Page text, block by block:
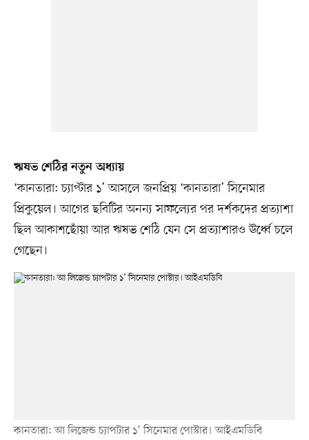
ঋষভ শেঠির নতুন অধ্যায়
‘কানতারা: চ্যাপ্টার ১’ আসলে জনপ্রিয় ‘কানতারা’ সিনেমার
প্রিকুয়েল। আগের ছবিটির অনন্য সাফল্যের পর দর্শকদের প্রত্যাশা
ছিল আকাশছোঁয়া আর ঋষভ শেঠি যেন সে প্রত্যাশারও ঊর্ধ্বে চলে
গেছেন।
কানতারা: আ লিজেন্ড চ্যাপটার ১’ সিনেমার পোস্টার। আইএমডিবি